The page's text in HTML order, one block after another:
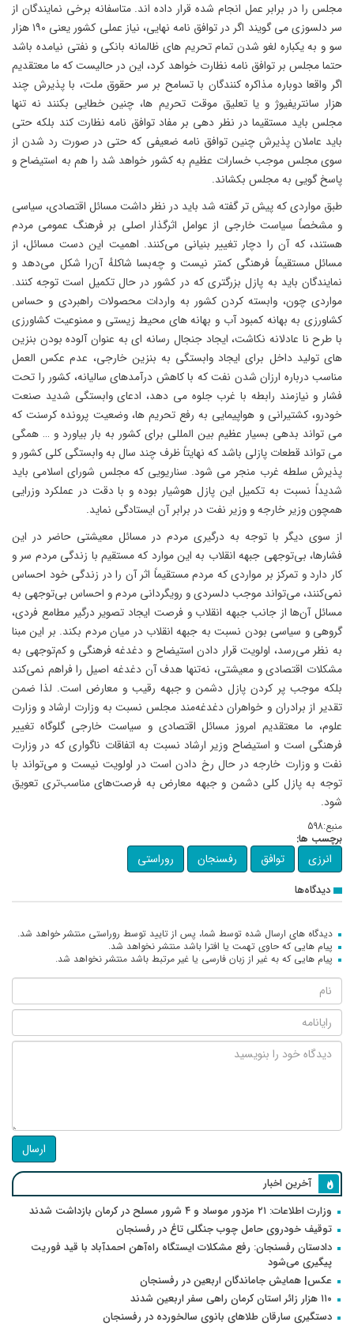
مجلس را در برابر عمل انجام شده قرار داده اند. متاسفانه برخی نمایندگان از
سر دلسوزی می گویند اگر در توافق نامه نهایی، نیاز عملی کشور یعنی ۱۹۰ هزار
سو و به یکباره لغو شدن تمام تحریم های ظالمانه بانکی و نفتی نیامده باشد
حتما مجلس بر توافق نامه نظارت خواهد کرد، این در حالیست که ما معتقدیم
اگر واقعا دوباره مذاکره کنندگان با تسامح بر سر حقوق ملت، با پذیرش چند
هزار سانتریفیوژ و یا تعلیق موقت تحریم ها، چنین خطایی بکنند نه تنها
مجلس باید مستقیما در نظر دهی بر مفاد توافق نامه نظارت کند بلکه حتی
باید عاملان پذیرش چنین توافق نامه ضعیفی که حتی در صورت رد شدن از
سوی مجلس موجب خسارات عظیم به کشور خواهد شد را هم به استیضاح و
پاسخ گویی به مجلس بکشاند.
طبق مواردی که پیش تر گفته شد باید در نظر داشت مسائل اقتصادی، سیاسی
و مشخصاً سیاست خارجی از عوامل اثرگذار اصلی بر فرهنگ عمومی مردم
هستند، که آن را دچار تغییر بنیانی می‌کنند. اهمیت این دست مسائل، از
مسائل مستقیماً فرهنگی کمتر نیست و چه‌بسا شاکلهٔ آن‌را شکل می‌دهد و
نمایندگان باید به پازل بزرگتری که در کشور در حال تکمیل است توجه کنند.
مواردی چون، وابسته کردن کشور به واردات محصولات راهبردی و حساس
کشاورزی به بهانه کمبود آب و بهانه های محیط زیستی و ممنوعیت کشاورزی
با طرح نا عادلانه نکاشت، ایجاد جنجال رسانه ای به عنوان آلوده بودن بنزین
های تولید داخل برای ایجاد وابستگی به بنزین خارجی، عدم عکس العمل
مناسب درباره ارزان شدن نفت که با کاهش درآمدهای سالیانه، کشور را تحت
فشار و نیازمند رابطه با غرب جلوه می دهد، ادعای وابستگی شدید صنعت
خودرو، کشتیرانی و هواپیمایی به رفع تحریم ها، وضعیت پرونده کرسنت که
می تواند بدهی بسیار عظیم بین المللی برای کشور به بار بیاورد و … همگی
می تواند قطعات پازلی باشد که نهایتاً ظرف چند سال به وابستگی کلی کشور و
پذیرش سلطه غرب منجر می شود. سناریویی که مجلس شورای اسلامی باید
شدیداً نسبت به تکمیل این پازل هوشیار بوده و با دقت در عملکرد وزرایی
همچون وزیر خارجه و وزیر نفت در برابر آن ایستادگی نماید.
از سوی دیگر با توجه به درگیری مردم در مسائل معیشتی حاضر در این
فشارها، بی‌توجهی جبهه انقلاب به این موارد که مستقیم با زندگی مردم سر و
کار دارد و تمرکز بر مواردی که مردم مستقیماً اثر آن را در زندگی خود احساس
نمی‌کنند، می‌تواند موجب دلسردی و رویگردانی مردم و احساس بی‌توجهی به
مسائل آن‌ها از جانب جبهه انقلاب و فرصت ایجاد تصویر درگیر مطامع فردی،
گروهی و سیاسی بودن نسبت به جبهه انقلاب در میان مردم بکند. بر این مبنا
به نظر می‌رسد، اولویت قرار دادن استیضاح و دغدغه فرهنگی و کم‌توجهی به
مشکلات اقتصادی و معیشتی، نه‌تنها هدف آن دغدغه اصیل را فراهم نمی‌کند
بلکه موجب پر کردن پازل دشمن و جبهه رقیب و معارض است. لذا ضمن
تقدیر از برادران و خواهران دغدغه‌مند مجلس نسبت به وزارت ارشاد و وزارت
علوم، ما معتقدیم امروز مسائل اقتصادی و سیاست خارجی گلوگاه تغییر
فرهنگی است و استیضاح وزیر ارشاد نسبت به اتفاقات ناگواری که در وزارت
نفت و وزارت خارجه در حال رخ دادن است در اولویت نیست و می‌تواند با
توجه به پازل کلی دشمن و جبهه معارض به فرصت‌های مناسب‌تری تعویق
شود.
منبع:598
برچسب ها:
انرزی توافق رفسنجان روراستی
دیدگاه‌ها
دیدگاه های ارسال شده توسط شما، پس از تایید توسط روراستی منتشر خواهد شد.
پیام هایی که حاوی تهمت یا افترا باشد منتشر نخواهد شد.
پیام هایی که به غیر از زبان فارسی یا غیر مرتبط باشد منتشر نخواهد شد.
ارسال
آخرین اخبار
وزارت اطلاعات: ۲۱ مزدور موساد و ۴ شرور مسلح در کرمان بازداشت شدند
توقیف خودروی حامل چوب جنگلی تاغ در رفسنجان
دادستان رفسنجان: رفع مشکلات ایستگاه راه‌آهن احمدآباد با قید فوریت
پیگیری می‌شود
عکس| همایش جاماندگان اربعین در رفسنجان
۱۱۰ هزار زائر استان کرمان راهی سفر اربعین شدند
دستگیری سارقان طلاهای بانوی سالخورده در رفسنجان